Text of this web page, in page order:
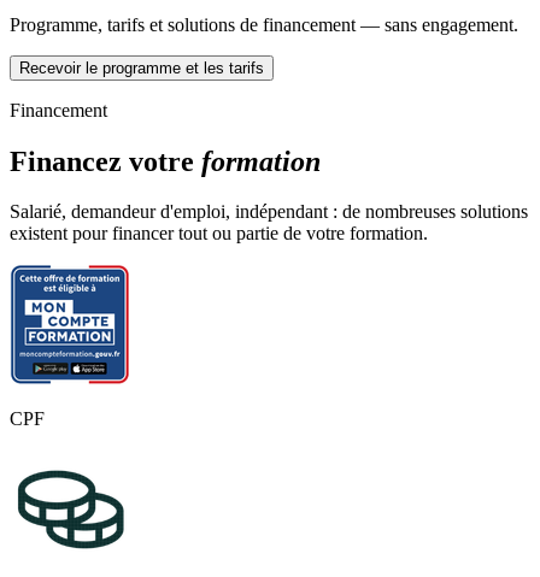
Programme, tarifs et solutions de financement — sans engagement.
Recevoir le programme et les tarifs
Financement
Financez votre formation
Salarié, demandeur d'emploi, indépendant : de nombreuses solutions
existent pour financer tout ou partie de votre formation.
CPF